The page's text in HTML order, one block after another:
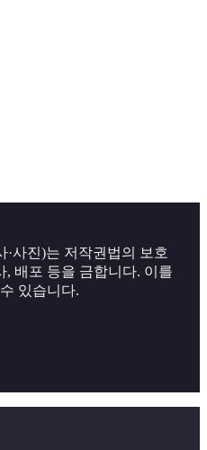
·사진)는 저작권법의 보호
, 배포 등을 금합니다. 이를
있습니다.